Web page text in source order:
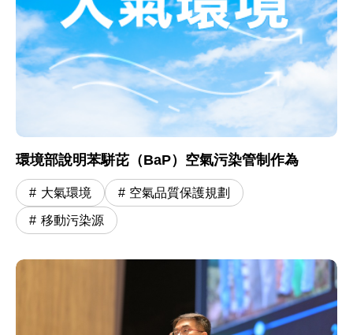
環境部說明苯駢芘（BaP）空氣污染管制作為
大氣環境 空氣品質保護規劃
移動污染源